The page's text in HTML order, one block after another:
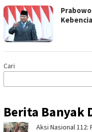
Cari
Berita Banyak
Aksi Nasional 112: